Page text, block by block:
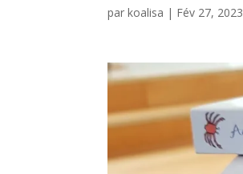
parkoalisa | Fév 27, 2023